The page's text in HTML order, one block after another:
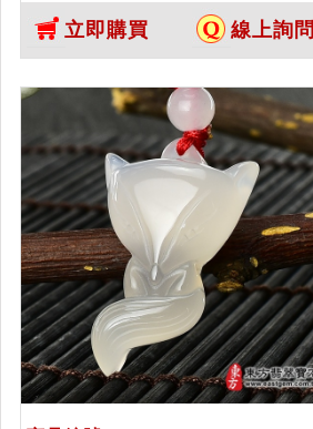
做各種瑪瑙玉髓狐狸吊墜玉珮項
鍊。★東方翡翠寶石保證卡
立即購買 線上詢問